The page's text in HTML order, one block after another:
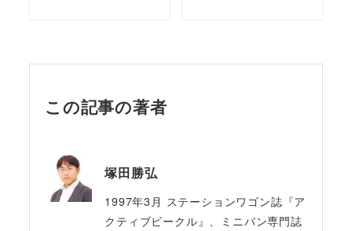
この記事の著者
塚田勝弘
1997年3月 ステーションワゴン誌『ア
クティブビークル』、ミニバン専門誌